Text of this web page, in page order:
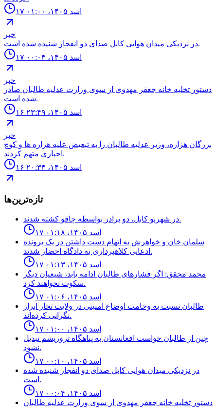
۱۷ اسد ۱۴۰۵، ۰۱:۰۰
خبر
در نزدیکی میدان هوایی کابل صدای دو انفجار شنیده شده است.
۱۷ اسد ۱۴۰۵، ۰۰:۰۴
خبر
دستور تخليه خانه جعفر مهدوى از سوى وزارت عدليه طالبان صادر
شده است.
۱۶ اسد ۱۴۰۵، ۲۳:۴۹
خبر
بزرگان هزاره، وزير عدليه طالبان را به تبعيض عليه هزاره ها و كوچ
اجبارى متهم كردند.
۱۶ اسد ۱۴۰۵، ۲۰:۳۴
تازه‌ترین‌ها
در شهرنو کابل، دو برادر بواسطه چاقو کشته شدند.
۱۷ اسد ۱۴۰۵، ۰۱:۱۸
سلمان خان و خواهرش به اتهام دست داشتن در یک پرونده
ادعایی کلاهبرداری به دادگاه احضار شدند.
۱۷ اسد ۱۴۰۵، ۰۱:۱۳
محمد محقق: اگر فشارهای طالبان ادامه یابد، شیعیان دیگر
سکوت نخواهند کرد.
۱۷ اسد ۱۴۰۵، ۰۱:۰۶
طالبان نسبت به وخامت اوضاع امنیتی در ولایت تخار ابراز
نگرانی کرده‌اند.
۱۷ اسد ۱۴۰۵، ۰۱:۰۰
چين از طالبان خواست افغانستان به پناهگاه تروريسم تبديل
نشود.
۱۷ اسد ۱۴۰۵، ۰۰:۱۰
در نزدیکی میدان هوایی کابل صدای دو انفجار شنیده شده
است.
۱۷ اسد ۱۴۰۵، ۰۰:۰۴
دستور تخليه خانه جعفر مهدوى از سوى وزارت عدليه طالبان